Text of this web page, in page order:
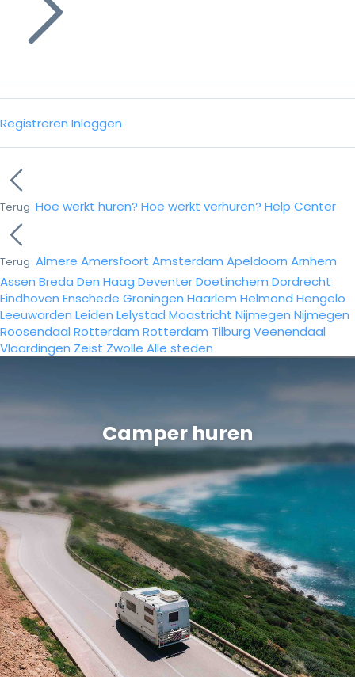
Registreren Inloggen
Terug Hoe werkt huren? Hoe werkt verhuren? Help Center
Terug Almere Amersfoort Amsterdam Apeldoorn Arnhem
Assen Breda Den Haag DeventerDoetinchem Dordrecht
Eindhoven Enschede Groningen Haarlem Helmond Hengelo
Leeuwarden Leiden Lelystad Maastricht Nijmegen Nijmegen
Roosendaal Rotterdam Rotterdam Tilburg Veenendaal
Vlaardingen Zeist Zwolle Alle steden
Camper huren